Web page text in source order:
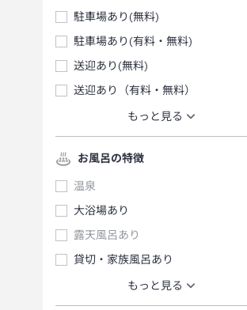
駐車場あり(無料)
駐車場あり(有料・無料)
送迎あり(無料)
送迎あり（有料・無料）
もっと見る
お風呂の特徴
温泉
大浴場あり
露天風呂あり
貸切・家族風呂あり
もっと見る